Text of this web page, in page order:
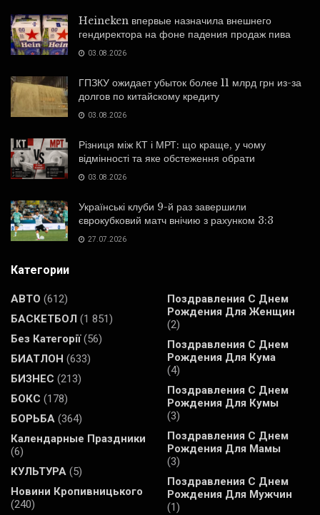
Heineken впервые назначила внешнего
гендиректора на фоне падения продаж пива
03.08.2026
ГПЗКУ ожидает убыток более 11 млрд грн из-за
долгов по китайскому кредиту
03.08.2026
Різниця між КТ і МРТ: що краще, у чому
відмінності та яке обстеження обрати
03.08.2026
Українські клуби 9-й раз завершили
єврокубковий матч внічию з рахунком 3:3
27.07.2026
Категории
АВТО (612)
БАСКЕТБОЛ (1 851)
Без Категорії(56)
БИАТЛОН (633)
БИЗНЕС (213)
БОКС (178)
БОРЬБА (364)
Календарные Праздники
(6)
КУЛЬТУРА (5)
Новини Кропивницького
(240)
Поздравления С Днем
Рождения Для Женщин
(2)
Поздравления С Днем
Рождения Для Кума
(4)
Поздравления С Днем
Рождения Для Кумы
(3)
Поздравления С Днем
Рождения Для Мамы
(3)
Поздравления С Днем
Рождения Для Мужчин
(1)